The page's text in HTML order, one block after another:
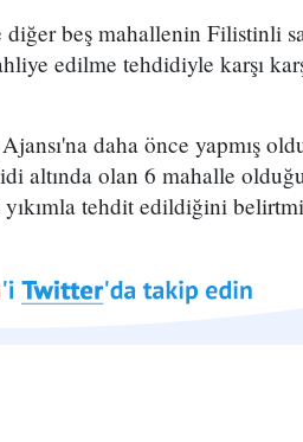
beş mahallenin Filistinli
edilme tehdidiyle karşı
daha önce yapmış
altında olan 6 mahalle
yıkımla tehdit edildiğini